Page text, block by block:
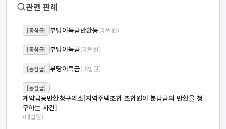
관련 판례
[동심급] 부당이득금반환등(대법원)
[동심급] 부당이득금(대법원)
[동심급] 부당이득금(대법원)
[동심급]
계약금등반환청구의소[지역주택조합 조합원이 분담금의 반환을 청
구하는 사건]
(대법원)